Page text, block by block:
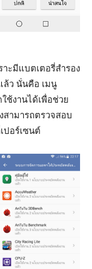
ะมีแบตเตอรี่สำรอง
ล้ว นั่นคือ เมนู
ช้งานได้เพื่อช่วย
สามารถตรวจสอบ
ปอร์เซนต์